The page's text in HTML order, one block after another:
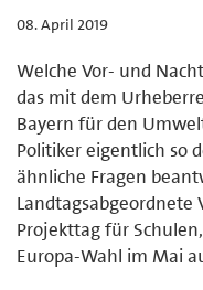
08. April 2019
Welche Vor- und
das mit dem
Bayern für den
Politiker eigentlich so
ähnliche Fragen
Landtagsabgeordnete
Projekttag für
Europa-Wahl im Mai